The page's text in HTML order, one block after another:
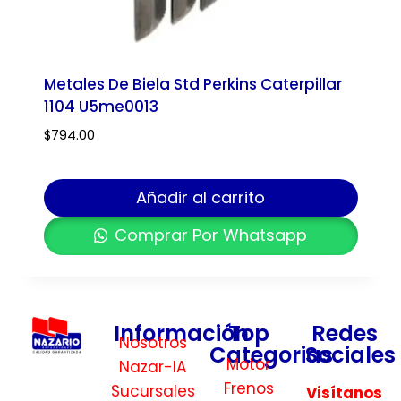
Metales De Biela Std Perkins Caterpillar
1104 U5me0013
$794.00
Añadir al carrito
Comprar Por Whatsapp
Información
Nosotros
Nazar-IA
Sucursales
Top
Categorias
Motor
Frenos
Redes
Sociales
Visítanos